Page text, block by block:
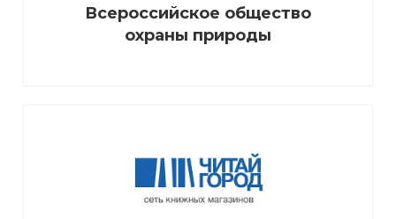
Всероссийское общество
охраны природы